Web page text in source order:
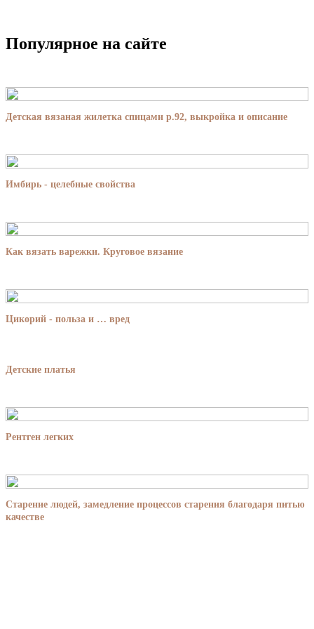
Популярное на сайте
Детская вязаная жилетка спицами р.92, выкройка и описание
Имбирь - целебные свойства
Как вязать варежки. Круговое вязание
Цикорий - польза и … вред
Детские платья
Рентген легких
Старение людей, замедление процессов старения благодаря питью
качестве